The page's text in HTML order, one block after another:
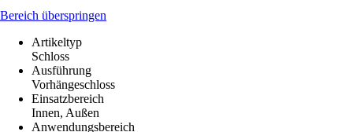
Bereich überspringen
Artikeltyp
Schloss
Ausführung
Vorhängeschloss
Einsatzbereich
Innen, Außen
Anwendungsbereich